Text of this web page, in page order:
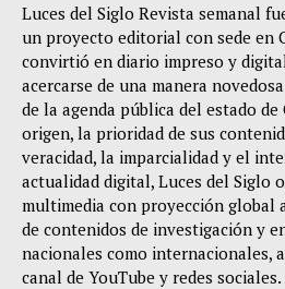
Luces del Siglo Revista semanal
un proyecto editorial con sede en
convirtió en diario impreso y
acercarse de una manera
de la agenda pública del estado
origen, la prioridad de sus
veracidad, la imparcialidad y el
actualidad digital, Luces del Siglo
multimedia con proyección global
de contenidos de investigación y
nacionales como internacionales,
canal de YouTube y redes sociales.